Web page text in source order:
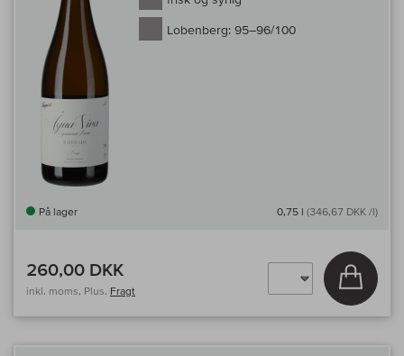
Lobenberg: 95–96/100
På lager 0,75 l (346,67 DKK /l)
260,00 DKK
inkl. moms, Plus. Fragt
Læg i